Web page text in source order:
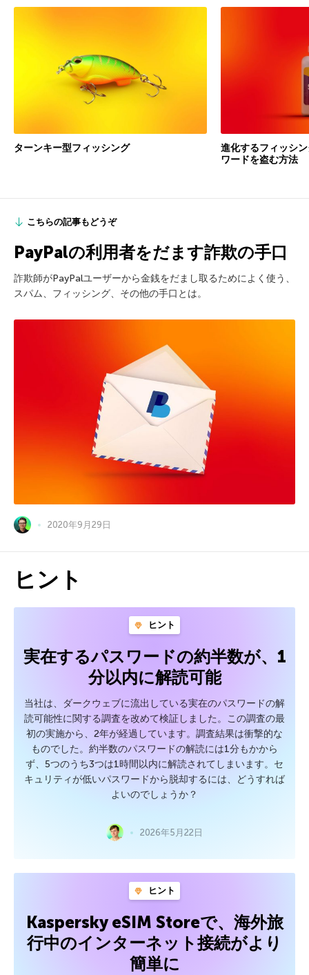
ターンキー型フィッシング
進化するフィッシ
ワードを盗む方法
こちらの記事もどうぞ
PayPalの利用者をだます詐欺の手口
詐欺師がPayPalユーザーから金銭をだまし取るためによく使う、
スパム、フィッシング、その他の手口とは。
2020年9月29日
ヒント
ヒント
実在するパスワードの約半数が、1
分以内に解読可能
当社は、ダークウェブに流出している実在のパスワードの解
読可能性に関する調査を改めて検証しました。この調査の最
初の実施から、2年が経過しています。調査結果は衝撃的な
ものでした。約半数のパスワードの解読には1分もかから
ず、5つのうち3つは1時間以内に解読されてしまいます。セ
キュリティが低いパスワードから脱却するには、どうすれば
よいのでしょうか？
2026年5月22日
ヒント
Kaspersky eSIM Storeで、海外旅
行中のインターネット接続がより
簡単に